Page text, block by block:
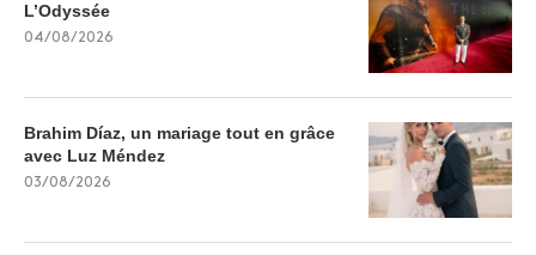
L’Odyssée
04/08/2026
Brahim Díaz, un mariage tout en grâce
avec Luz Méndez
03/08/2026